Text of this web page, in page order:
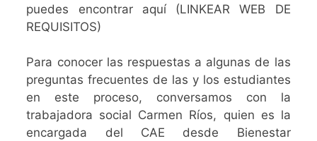
puedes encontrar aquí (LINKEAR WEB DE
REQUISITOS)
Para conocer las respuestas a algunas de las
preguntas frecuentes de las y los estudiantes
en este proceso, conversamos con la
trabajadora social Carmen Ríos, quien es la
encargada del CAE desde Bienestar